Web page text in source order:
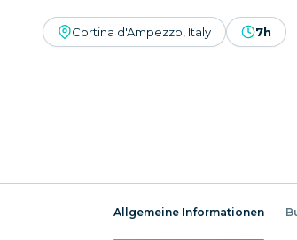
Cortina d'Ampezzo, Italy 7h
Allgemeine Informationen